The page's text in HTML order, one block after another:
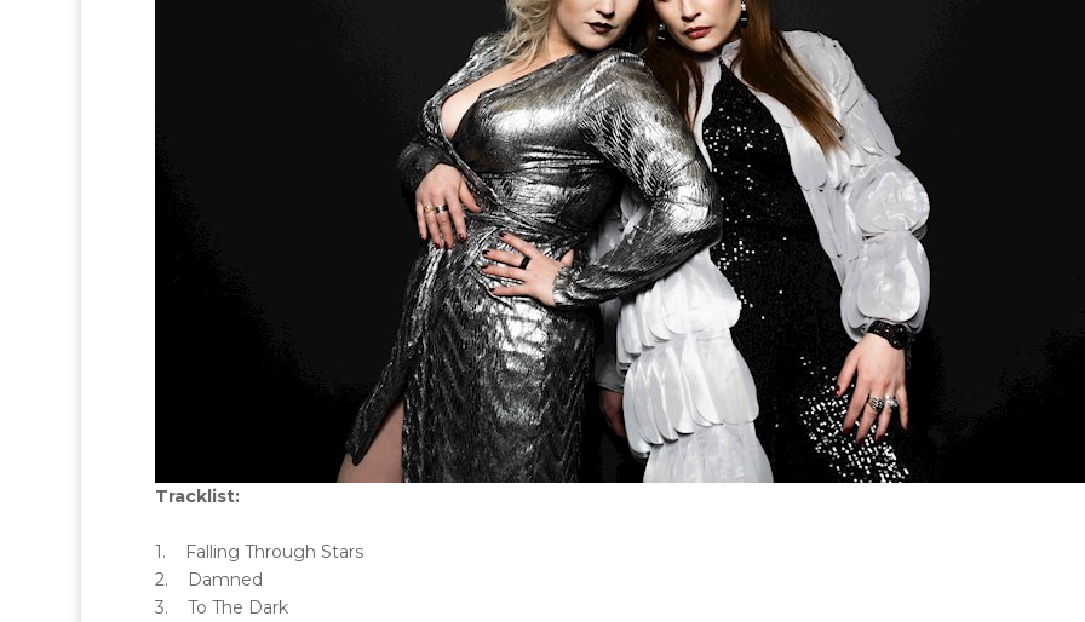
Tracklist:
1. Falling Through Stars
2. Damned
3. To The Dark